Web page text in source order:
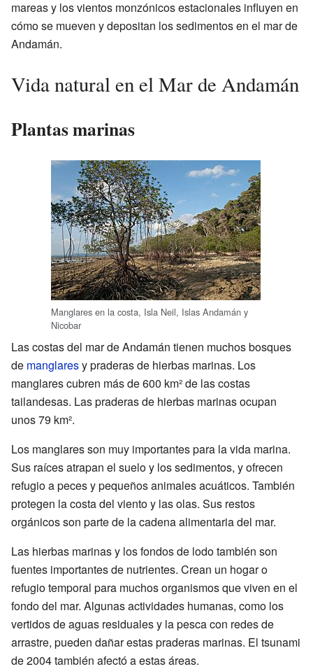
mareas y los vientos monzónicos estacionales influyen en
cómo se mueven y depositan los sedimentos en el mar de
Andamán.
Vida natural en el Mar de Andamán
Plantas marinas
Manglares en la costa, Isla Neil, Islas Andamán y
Nicobar
Las costas del mar de Andamán tienen muchos bosques
de manglaresy praderas de hierbas marinas. Los
manglares cubren más de 600 km² de las costas
tailandesas. Las praderas de hierbas marinas ocupan
unos 79 km².
Los manglares son muy importantes para la vida marina.
Sus raíces atrapan el suelo y los sedimentos, y ofrecen
refugio a peces y pequeños animales acuáticos. También
protegen la costa del viento y las olas. Sus restos
orgánicos son parte de la cadena alimentaria del mar.
Las hierbas marinas y los fondos de lodo también son
fuentes importantes de nutrientes. Crean un hogar o
refugio temporal para muchos organismos que viven en el
fondo del mar. Algunas actividades humanas, como los
vertidos de aguas residuales y la pesca con redes de
arrastre, pueden dañar estas praderas marinas. El tsunami
de 2004 también afectó a estas áreas.